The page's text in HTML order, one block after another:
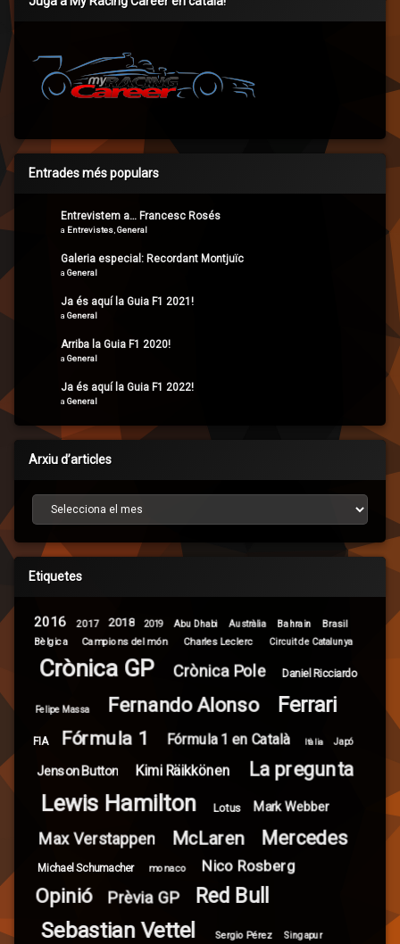
Entrades més populars
Entrevistem a… Francesc Rosés
a Entrevistes General
Galeria especial: Recordant Montjuïc
a General
Ja és aquí la Guia F1 2021!
a General
Arriba la Guia F1 2020!
a General
Ja és aquí la Guia F1 2022!
a General
Arxiu d’articles
Arxiu d’articles
Etiquetes
2016 2017 2018 2019 Abu Dhabi Austràlia Bahrain
Brasil
Bèlgica
Campions del món Charles Leclerc Circuit de Catalunya
Crònica GP Crònica Pole Daniel Ricciardo
Felipe Massa Fernando Alonso Ferrari
FIA Fórmula 1 Fórmula 1 en Català Itàlia Japó
Jenson Button Kimi Räikkönen La pregunta
Lewis Hamilton Lotus Mark Webber
Max Verstappen McLaren Mercedes
Michael Schumacher monaco Nico Rosberg
Opinió Prèvia GP Red Bull
Sebastian Vettel Sergio Pérez Singapur